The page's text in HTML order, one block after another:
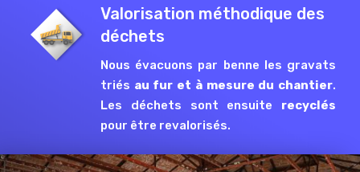
Valorisation méthodique des
déchets
Nous évacuons par benne les gravats
triés au fur et à mesure du chantier.
Les déchets sont ensuite recyclés
pour être revalorisés.